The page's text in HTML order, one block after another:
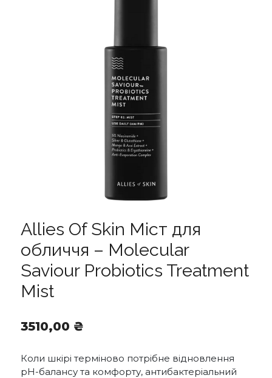
Allies Of Skin Міст для
обличчя – Molecular
Saviour Probiotics Treatment
Mist
3510,00 ₴
Коли шкірі терміново потрібне відновлення
рН-балансу та комфорту, антибактеріальний